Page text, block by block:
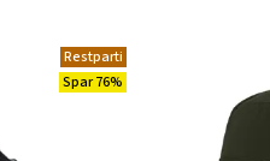
Restparti
Spar 76%